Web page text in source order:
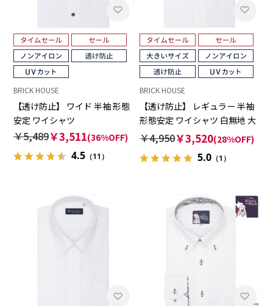
BRICK HOUSE
【透け防止】 ワイド 半袖 形態
安定 ワイシャツ
￥5,489￥3,511(36%OFF)
4.5（11）
BRICK HOUSE
【透け防止】 レギュラー 半袖
形態安定 ワイシャツ 白無地 大
きいサイズ
￥4,950￥3,520(28%OFF)
5.0 （1）